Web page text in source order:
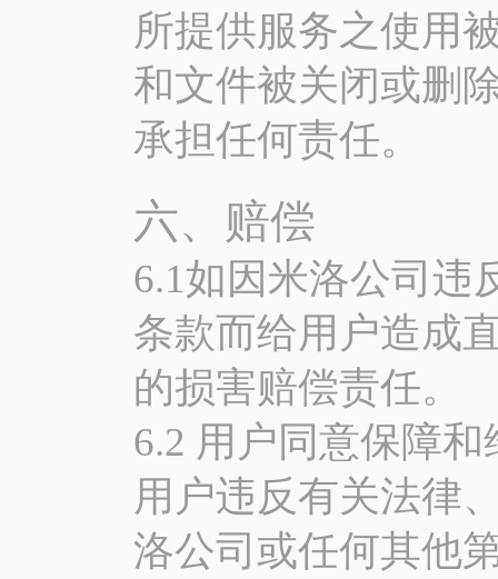
所提供服务之使用
和文件被关闭或删
承担任何责任。
六、赔偿
6.1如因米洛公司违
条款而给用户造成
的损害赔偿责任。
6.2 用户同意保障
用户违反有关法律
洛公司或任何其他